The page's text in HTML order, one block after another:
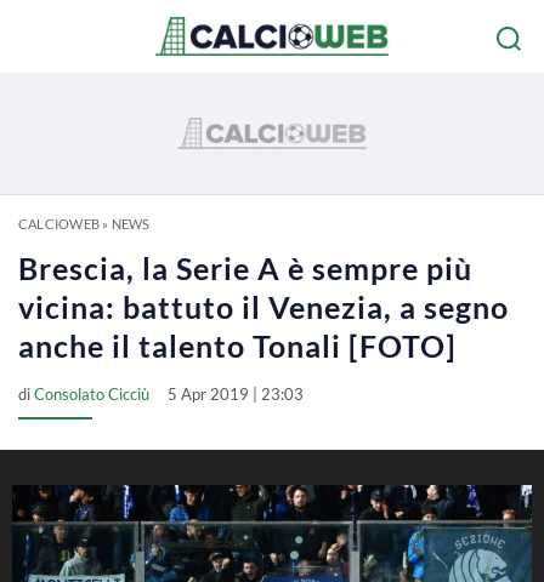
CALCIOWEB» NEWS
Brescia, la Serie A è sempre più
vicina: battuto il Venezia, a segno
anche il talento Tonali [FOTO]
diConsolato Cicciù 5 Apr 2019 | 23:03